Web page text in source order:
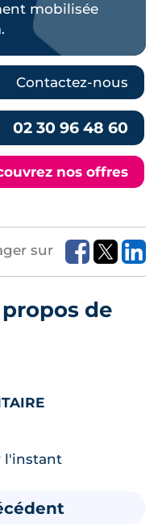
mobilisée
.
Contactez-nous
02 30 96 48 60
nos offres
sur
de
l'instant